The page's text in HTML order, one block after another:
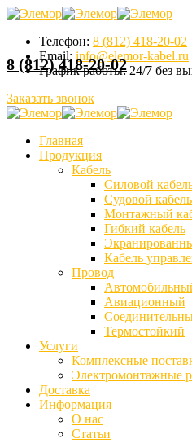
Телефон: 8 (812) 418-20-02
Email: info@elemor-kabel.ru
График работы: 24/7 без
Заказать звонок
8 (812) 418-20-02
Главная
Продукция
Кабель
Силовой
Судовой кабель
Монтажный
Гибкий кабель
Кабель
Провод
Авиационный
Термостойкий
Услуги
Комплексные
Электромонтажные
Доставка
Информация
О нас
Статьи